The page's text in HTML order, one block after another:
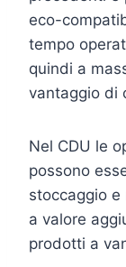
eco-
tempo
quindi a
vantaggio di
Nel CDU le
possono
stoccaggio e
a valore
prodotti a